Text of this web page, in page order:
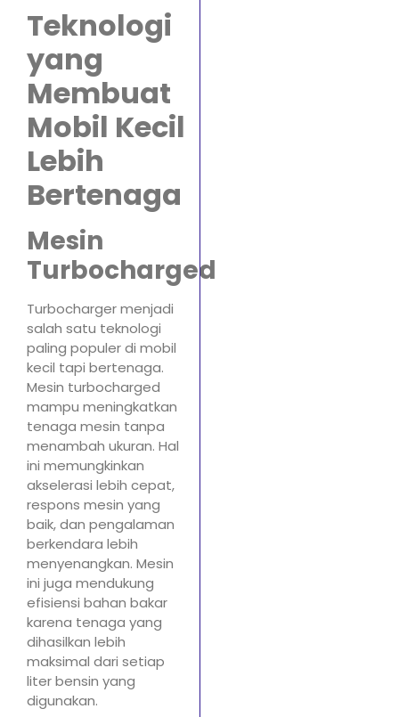
Teknologi
yang
Membuat
Mobil Kecil
Lebih
Bertenaga
Mesin
Turbocharged
Turbocharger menjadi
salah satu teknologi
paling populer di mobil
kecil tapi bertenaga.
Mesin turbocharged
mampu meningkatkan
tenaga mesin tanpa
menambah ukuran. Hal
ini memungkinkan
akselerasi lebih cepat,
respons mesin yang
baik, dan pengalaman
berkendara lebih
menyenangkan. Mesin
ini juga mendukung
efisiensi bahan bakar
karena tenaga yang
dihasilkan lebih
maksimal dari setiap
liter bensin yang
digunakan.